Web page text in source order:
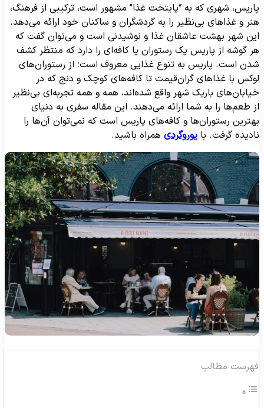
شهری که به “پایتخت غذا” مشهور است، ترکیبی از فرهنگ،
و غذاهای بی‌نظیر را به گردشگران و ساکنان خود ارائه می‌دهد.
شهر بهشت عاشقان غذا و نوشیدنی است و می‌توان گفت که
گوشه از پاریس یک رستوران یا کافه‌ای را دارد که منتظر کشف
است. پاریس به تنوع غذایی معروف است؛ از رستوران‌های
با غذاهای گران‌قیمت تا کافه‌های کوچک و دنج که در
باریک شهر واقع شده‌اند، همه و همه تجربه‌ای بی‌نظیر
طعم‌ها را به شما ارائه می‌دهند. این مقاله سفری به دنیای
رستوران‌ها و کافه‌های پاریس است که نمی‌توان آن‌ها را
گرفت. بایوروگردیهمراه باشید.
مطالب